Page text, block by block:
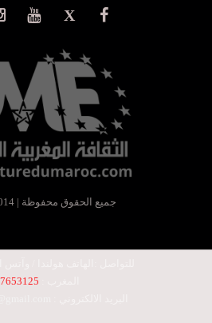
© جميع الحقوق محفوظة | 2014 - 2026